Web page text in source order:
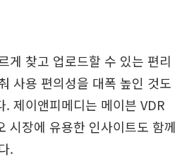
게 찾고 업로드할 수 있는 편리
사용 편의성을 대폭 높인 것도
. 제이앤피메디는 메이븐 VDR
시장에 유용한 인사이트도 함께
.